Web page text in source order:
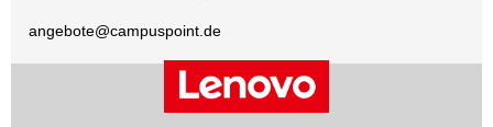
angebote@campuspoint.de